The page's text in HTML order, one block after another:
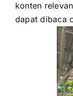
konten
dapat dibaca